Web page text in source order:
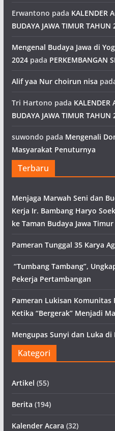
Erwantono pada KALENDER
BUDAYA JAWA TIMUR TAHUN
Mengenal Budaya Jawa di
2024pada PERKEMBANGAN
Alif yaa Nur choirun nisa
Tri Hartono pada KALENDER
BUDAYA JAWA TIMUR TAHUN
suwondo pada Mengenali
Masyarakat Penuturnya
Terbaru
Menjaga Marwah Seni dan
Kerja Ir. Bambang Haryo
ke Taman Budaya Jawa Timur
Pameran Tunggal 35 Karya
“Tumbang Tambang”,
Pekerja Pertambangan
Pameran Lukisan Komunitas
Ketika “Bergerak” Menjadi
Mengupas Sunyi dan Luka di
Kategori
Artikel (55)
Berita (194)
Kalender Acara (32)